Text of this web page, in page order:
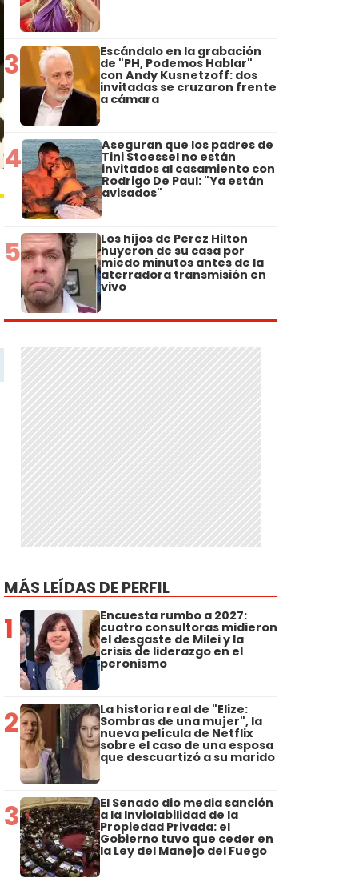
3 Escándalo en la grabación
de "PH, Podemos Hablar"
con Andy Kusnetzoff: dos
invitadas se cruzaron frente
a cámara
4 Aseguran que los padres de
Tini Stoessel no están
invitados al casamiento con
Rodrigo De Paul: "Ya están
avisados"
5 Los hijos de Perez Hilton
huyeron de su casa por
miedo minutos antes de la
aterradora transmisión en
vivo
MÁS LEÍDAS DE PERFIL
1 Encuesta rumbo a 2027:
cuatro consultoras midieron
el desgaste de Milei y la
crisis de liderazgo en el
peronismo
2 La historia real de "Elize:
Sombras de una mujer", la
nueva película de Netflix
sobre el caso de una esposa
que descuartizó a su marido
3 El Senado dio media sanción
a la Inviolabilidad de la
Propiedad Privada: el
Gobierno tuvo que ceder en
la Ley del Manejo del Fuego